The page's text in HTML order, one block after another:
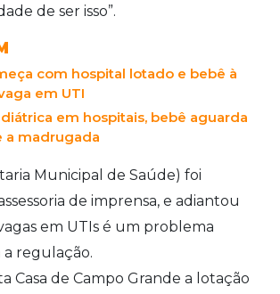
de ser isso”.
com hospital lotado e bebê à
em UTI
em hospitais, bebê aguarda
a madrugada
Municipal de Saúde) foi
de imprensa, e adiantou
em UTIs é um problema
regulação.
Casa de Campo Grande a lotação